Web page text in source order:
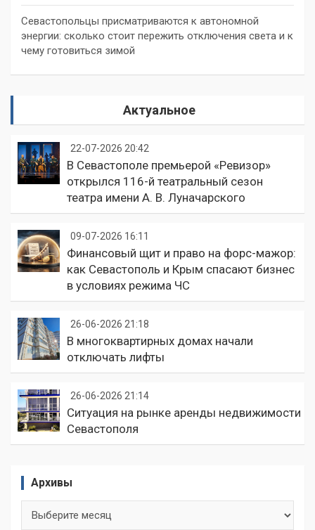
Севастопольцы присматриваются к автономной
энергии: сколько стоит пережить отключения света и к
чему готовиться зимой
Актуальное
22-07-2026 20:42
В Севастополе премьерой «Ревизор»
открылся 116-й театральный сезон
театра имени А. В. Луначарского
09-07-2026 16:11
Финансовый щит и право на форс-мажор:
как Севастополь и Крым спасают бизнес
в условиях режима ЧС
26-06-2026 21:18
В многоквартирных домах начали
отключать лифты
26-06-2026 21:14
Ситуация на рынке аренды недвижимости
Севастополя
Архивы